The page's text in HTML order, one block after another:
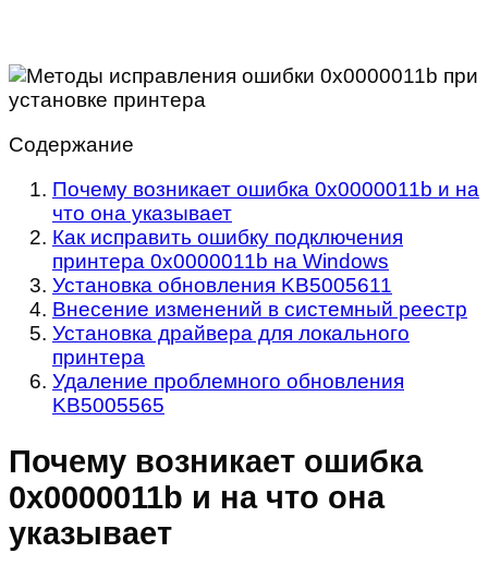
Содержание
Почему возникает ошибка 0х0000011b и на
что она указывает
Как исправить ошибку подключения
принтера 0х0000011b на Windows
Установка обновления KB5005611
Внесение изменений в системный реестр
Установка драйвера для локального
принтера
Удаление проблемного обновления
KB5005565
Почему возникает ошибка
0х0000011b и на что она
указывает